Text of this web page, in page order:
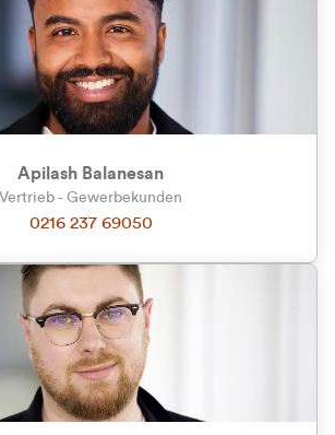
Kundengruppe
gehören Sie?
Privatkunde (inkl. MwSt.)
(exkl. MwSt.)
Apilash Balanesan
Vertrieb - Gewerbekunden
0216 237 69050